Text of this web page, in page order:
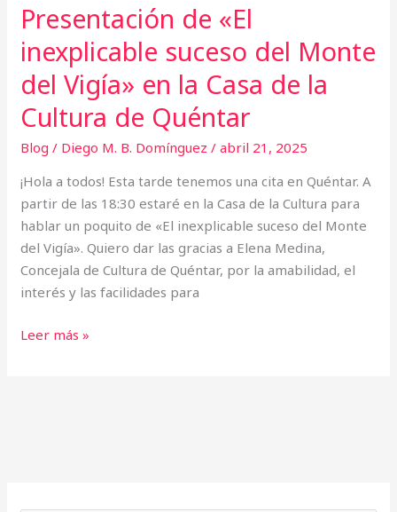
Presentación de «El
inexplicable suceso del Monte
del Vigía» en la Casa de la
Cultura de Quéntar
Blog / Diego M. B. Domínguez/abril 21, 2025
¡Hola a todos! Esta tarde tenemos una cita en Quéntar. A
partir de las 18:30 estaré en la Casa de la Cultura para
hablar un poquito de «El inexplicable suceso del Monte
del Vigía». Quiero dar las gracias a Elena Medina,
Concejala de Cultura de Quéntar, por la amabilidad, el
interés y las facilidades para
de
la
Cultura
de
Quéntar
Leer más »